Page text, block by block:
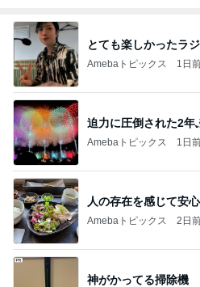
とても楽しかったラ
Amebaトピックス 1日
迫力に圧倒された2年
Amebaトピックス 1日
人の存在を感じて安
Amebaトピックス 2日
神がかってる掃除機